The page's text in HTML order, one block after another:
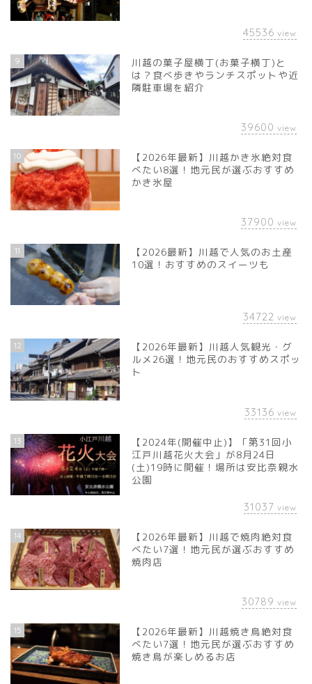
45536 view
9
川越の菓子屋横丁(お菓子横丁)と
は？食べ歩きやランチスポットや近
隣駐車場を紹介
39600 view
10
【2026年最新】川越かき氷絶対食
べたい8選！地元民が選ぶおすすめ
かき氷屋
37900 view
11
【2026最新】川越で人気のお土産
10選！おすすめのスイーツも
34722 view
12
【2026年最新】川越人気観光・グ
ルメ26選！地元民のおすすめスポッ
ト
33136 view
13
【2024年(開催中止)】「第31回小
江戸川越花火大会」が8月24日
(土)19時に開催！場所は安比奈親水
公園
31037 view
14
【2026年最新】川越で焼肉絶対食
べたい7選！地元民が選ぶおすすめ
焼肉店
30789 view
15
【2026年最新】川越焼き鳥絶対食
べたい7選！地元民が選ぶおすすめ
焼き鳥が楽しめるお店